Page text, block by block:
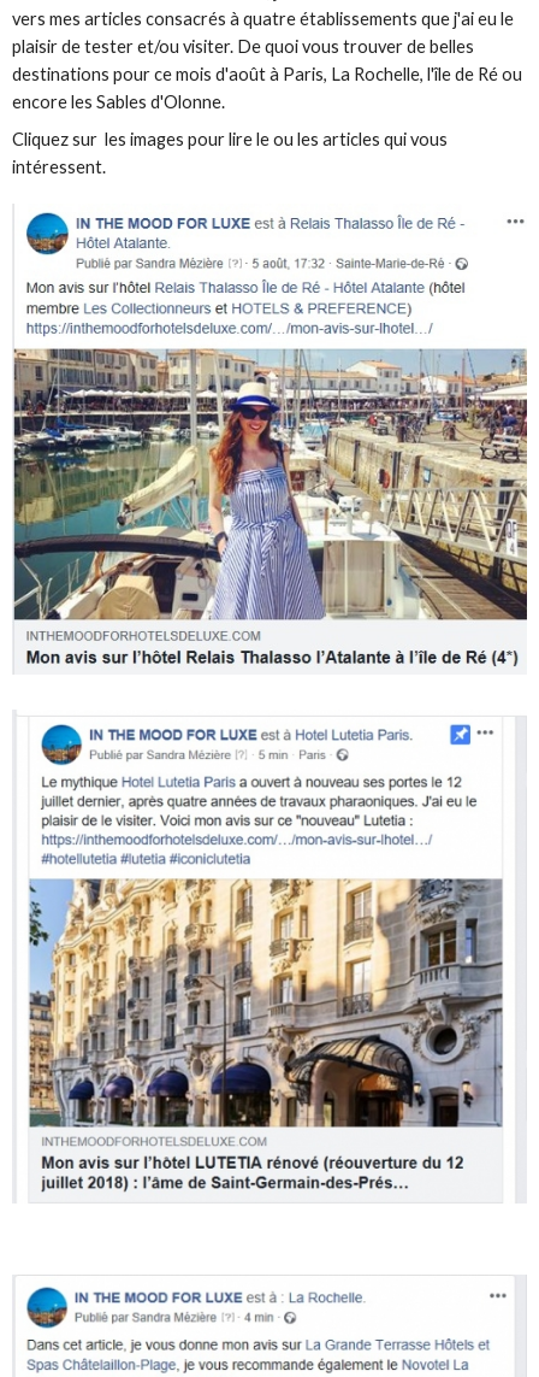
vers mes articles consacrés à quatre établissements que j'ai eu le
plaisir de tester et/ou visiter. De quoi vous trouver de belles
destinations pour ce mois d'août à Paris, La Rochelle, l'île de Ré ou
encore les Sables d'Olonne.
Cliquez sur les images pour lire le ou les articles qui vous
intéressent.